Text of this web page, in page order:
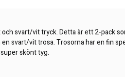
och svart/vit tryck. Detta är ett 2-pack
svart/vit trosa. Trosorna har en fin
skönt tyg.